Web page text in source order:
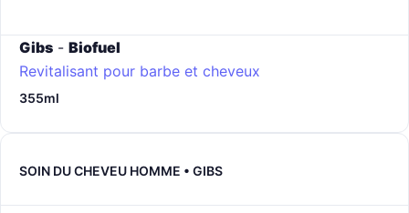
Gibs - Biofuel
Revitalisant pour barbe et cheveux
355ml
SOIN DU CHEVEU HOMME • GIBS